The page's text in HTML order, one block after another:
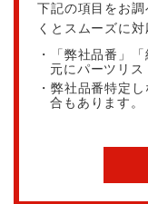
下記の項目をお
くとスムーズに
・「弊社品番」
元にパーツリス
・弊社品番特定
合もあります。